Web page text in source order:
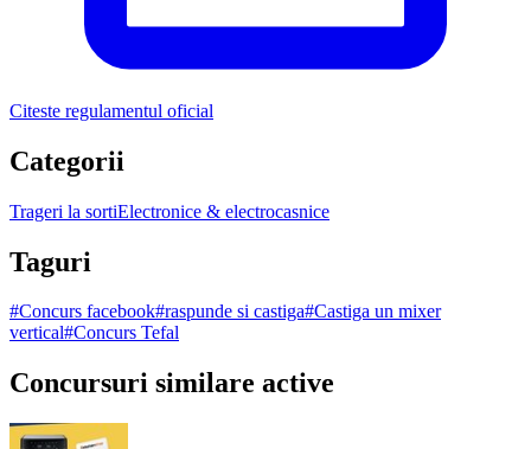
Citeste regulamentul oficial
Categorii
Trageri la sortiElectronice & electrocasnice
Taguri
#Concurs facebook#raspunde si castiga#Castiga un mixer
vertical#Concurs Tefal
Concursuri similare active